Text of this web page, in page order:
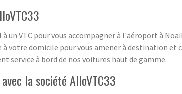
un VTC pour vous accompagner à l'aéroport à
votre domicile pour vous amener à destination et
service à bord de nos voitures haut de gamme.
la société AlloVTC33